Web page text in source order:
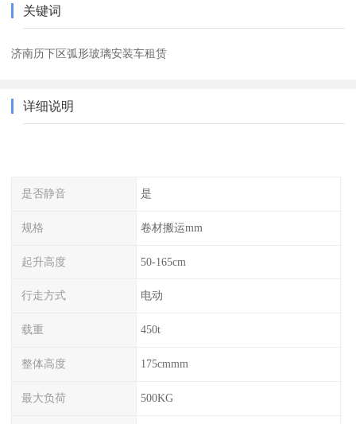
关键词
济南历下区弧形玻璃安装车租赁
详细说明
是否静音 是
规格 卷材搬运mm
起升高度 50-165cm
行走方式 电动
载重 450t
整体高度 175cmmm
最大负荷 500KG